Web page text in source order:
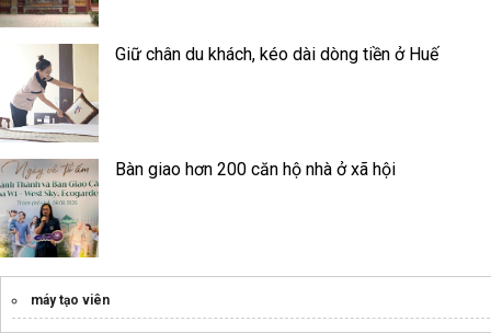
Giữ chân du khách, kéo dài dòng tiền ở Huế
Bàn giao hơn 200 căn hộ nhà ở xã hội
máy tạo viên